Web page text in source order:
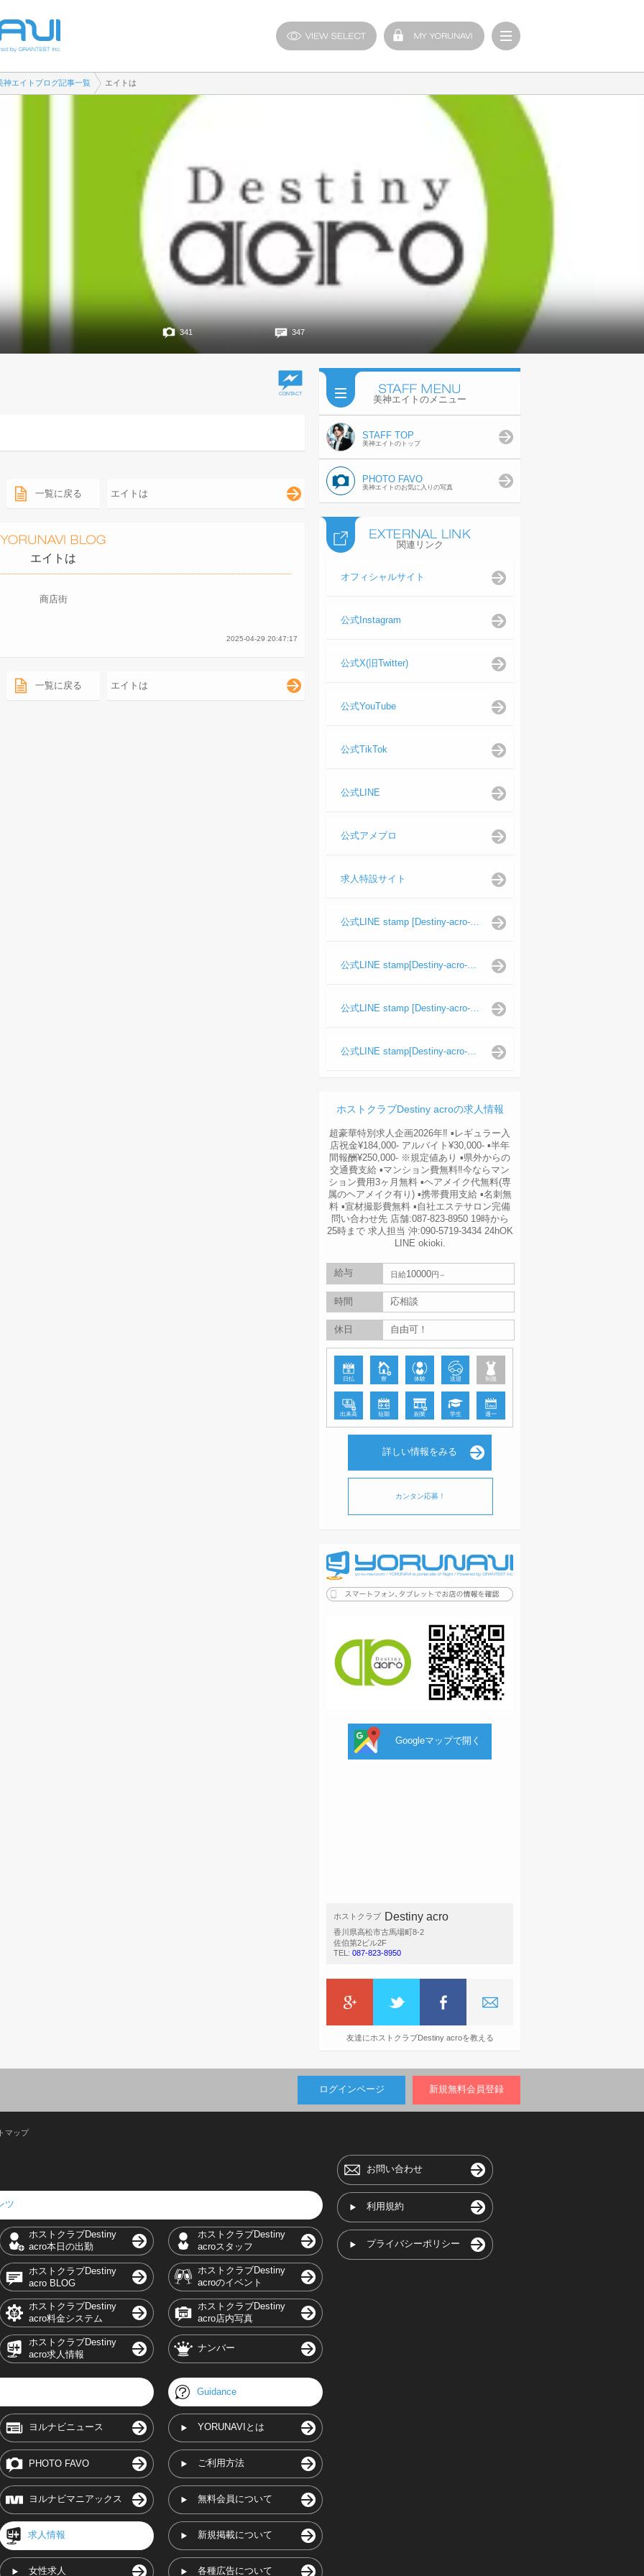
神エイトブログ記事一覧 エイトは
341 347
一覧に戻る エイトは
エイトは
商店街
2025-04-29 20:47:17
一覧に戻る エイトは
美神エイトのメニュー
STAFF TOP
美神エイトのトップ
PHOTO FAVO
美神エイトのお気に入りの写真
関連リンク
オフィシャルサイト
公式Instagram
公式X(旧Twitter)
公式YouTube
公式TikTok
公式LINE
公式アメブロ
求人特設サイト
公式LINE stamp [Destiny-acro-如月龍代表]
公式LINE stamp[Destiny-acro-日向よし代表代行]
公式LINE stamp [Destiny-acro-波旬]
公式LINE stamp[Destiny-acro-天照陽]
ホストクラブDestiny acroの求人情報
超豪華特別求人企画2026年‼︎ ▪️レギュラー入
店祝金¥184,000- アルバイト¥30,000- ▪️半年
間報酬¥250,000- ※規定値あり ▪️県外からの
交通費支給 ▪️マンション費無料‼︎今ならマン
ション費用3ヶ月無料 ▪️ヘアメイク代無料(専
属のヘアメイク有り) ▪️携帯費用支給 ▪️名刺無
料 ▪️宣材撮影費無料 ▪️自社エステサロン完備
問い合わせ先 店舗:087-823-8950 19時から
25時まで 求人担当 沖:090-5719-3434 24hOK
LINE okioki.
給与 日給10000円
時間 応相談
休日 自由可！
日払 寮 体験 送迎 制服
出来高 短期 副業 学生 週一
詳しい情報をみる
カンタン応募！
Googleマップで開く
ホストクラブ Destiny acro
香川県高松市古馬場町8-2
佐伯第2ビル2F
TEL: 087-823-8950
友達にホストクラブDestiny acroを教える
ログインページ 新規無料会員登録
マップ
ツ
ホストクラブDestiny
acro本日の出勤
ホストクラブDestiny
acroスタッフ
ホストクラブDestiny
acro BLOG
ホストクラブDestiny
acroのイベント
ホストクラブDestiny
acro料金システム
ホストクラブDestiny
acro店内写真
ホストクラブDestiny
acro求人情報
ナンバー
ヨルナビニュース
PHOTO FAVO
ヨルナビマニアックス
求人情報
女性求人
Guidance
YORUNAVIとは
ご利用方法
無料会員について
新規掲載について
各種広告について
お問い合わせ
利用規約
プライバシーポリシー